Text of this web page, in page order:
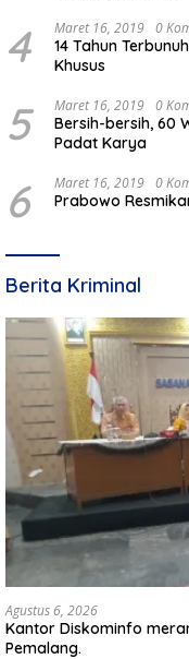
4 Maret 16, 2019 0
14 Tahun
Khusus
5 Maret 16, 2019 0
Bersih-bersih, 60
Padat Karya
6 Maret 16, 2019 0
Prabowo
Berita Kriminal
Agustus 6, 2026
Kantor Diskominfo
Pemalang.